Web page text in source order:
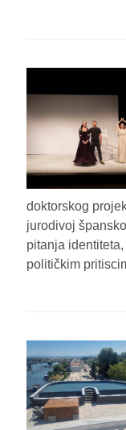
doktorskog
jurodivoj
pitanja
političkim